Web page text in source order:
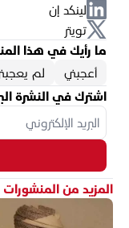
لينكد إن
تويتر
ما رأيك في هذا
أعجبني
لم
اشترك في النشرة
المزيد من المنشورات